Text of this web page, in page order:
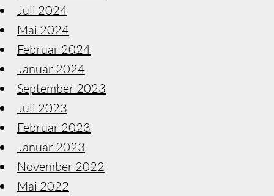
Juli 2024
Mai 2024
Februar 2024
Januar 2024
September 2023
Juli 2023
Februar 2023
Januar 2023
November 2022
Mai 2022